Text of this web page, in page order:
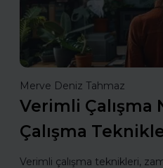
Merve Deniz Tahmaz
Verimli Çalışma
Çalışma
Verimli çalışma teknikleri,